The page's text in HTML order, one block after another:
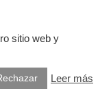
sitio web y
Leer más